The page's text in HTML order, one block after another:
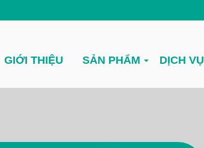
GIỚI THIỆU SẢN PHẨM DỊCH VỤ